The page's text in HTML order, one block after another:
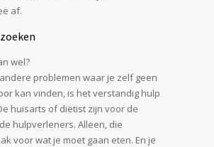
af.
wel?
problemen waar je zelf geen
kan vinden, is het verstandig hulp
huisarts of diëtist zijn voor de
hulpverleners. Alleen, die
voor wat je moet gaan eten. En je